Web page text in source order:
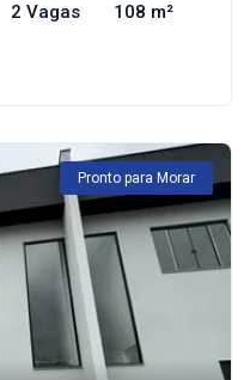
2 Vagas 108 m²
Pronto para Morar